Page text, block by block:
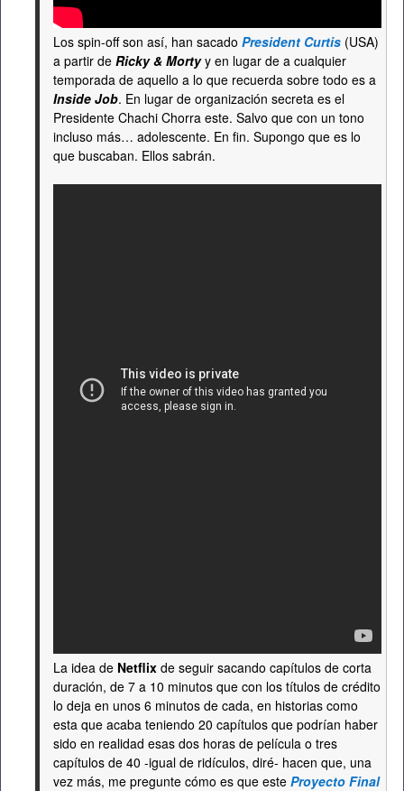
Los spin-off son así, han sacado President Curtis (USA)
a partir de Ricky & Mortyy en lugar de a cualquier
temporada de aquello a lo que recuerda sobre todo es a
Inside Job. En lugar de organización secreta es el
Presidente Chachi Chorra este. Salvo que con un tono
incluso más… adolescente. En fin. Supongo que es lo
que buscaban. Ellos sabrán.
La idea de Netflix de seguir sacando capítulos de corta
duración, de 7 a 10 minutos que con los títulos de crédito
lo deja en unos 6 minutos de cada, en historias como
esta que acaba teniendo 20 capítulos que podrían haber
sido en realidad esas dos horas de película o tres
capítulos de 40 -igual de ridículos, diré- hacen que, una
vez más, me pregunte cómo es que este Proyecto Final